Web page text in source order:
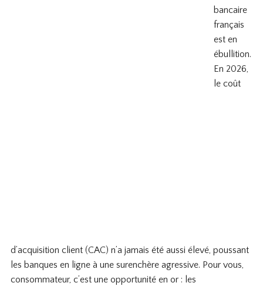
bancaire
français
est en
ébullition.
En 2026,
le coût
d’acquisition client (CAC) n’a jamais été aussi élevé, poussant
les banques en ligne à une surenchère agressive. Pour vous,
consommateur, c’est une opportunité en or : les